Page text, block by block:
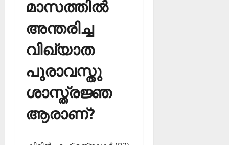
മാസത്തില്‍
അന്തരിച്ച
വിഖ്യാത
പുരാവസ്തു
ശാസ്ത്രജ്ഞ
ആരാണ്?